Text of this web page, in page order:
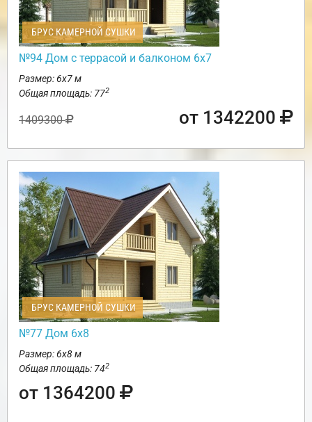
БРУС КАМЕРНОЙ СУШКИ
№94 Дом с террасой и балконом 6х7
Размер: 6х7 м
Общая площадь: 772
1409300 от 1342200
БРУС КАМЕРНОЙ СУШКИ
№77 Дом 6х8
Размер: 6х8 м
Общая площадь: 742
от 1364200